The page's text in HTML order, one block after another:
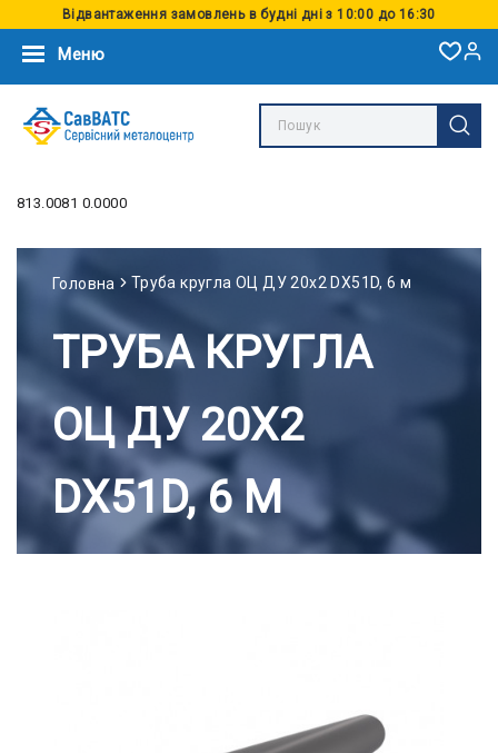
Відвантаження замовлень в будні дні з 10:00 до 16:30
Меню
813.0081 0.0000
Головна Труба кругла ОЦ ДУ 20x2 DX51D, 6 м
ТРУБА КРУГЛА
ОЦ ДУ 20X2
DX51D, 6 М